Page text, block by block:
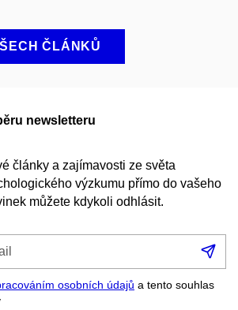
ČLÁNKŮ
newsletteru
články a zajímavosti ze světa
výzkumu přímo do vašeho
můžete kdykoli odhlásit.
osobních údajů a tento souhlas